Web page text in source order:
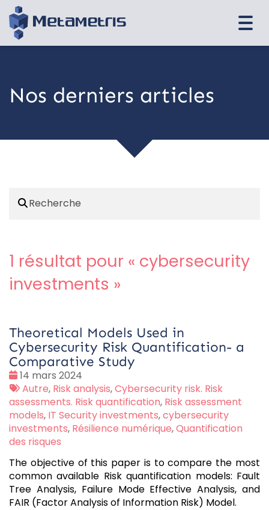
Nos derniers articles
1 résultat pour « cybersecurity
investments »
Theoretical Models Used in
Cybersecurity Risk Quantification- a
Comparative Study
Date
:
14 mars 2024
Tags
:
Autre, Risk analysis,Cybersecurity risk. Risk
assessments. Risk quantification, Risk assessment
models, IT Security investments,cybersecurity
investments, Résilience numérique,Quantification
des risques
The objective of this paper is to compare the most
common available Risk quantification models: Fault
Tree Analysis, Failure Mode Effective Analysis, and
FAIR (Factor Analysis of Information Risk) Model.